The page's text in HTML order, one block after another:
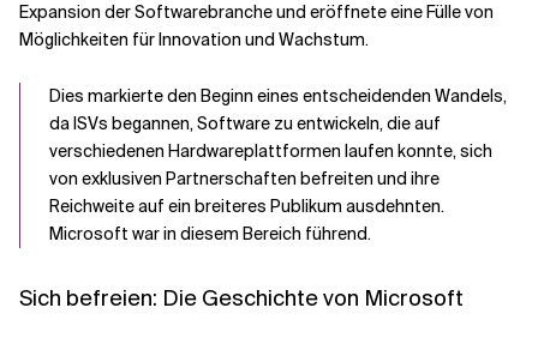
Expansion der Softwarebranche und eröffnete eine Fülle von
Möglichkeiten für Innovation und Wachstum.
Dies markierte den Beginn eines entscheidenden Wandels,
da ISVs begannen, Software zu entwickeln, die auf
verschiedenen Hardwareplattformen laufen konnte, sich
von exklusiven Partnerschaften befreiten und ihre
Reichweite auf ein breiteres Publikum ausdehnten.
Microsoft war in diesem Bereich führend.
Sich befreien: Die Geschichte von Microsoft